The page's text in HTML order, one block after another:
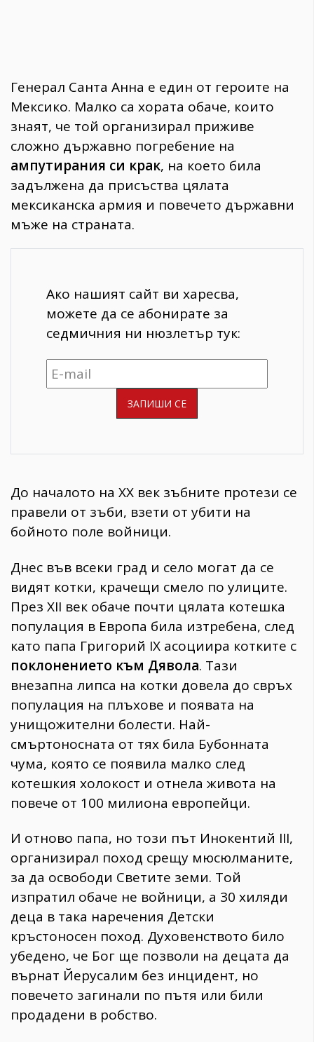
Генерал Санта Анна е един от героите на
Мексико. Малко са хората обаче, които
знаят, че той организирал приживе
сложно държавно погребение на
ампутирания си крак, на което била
задължена да присъства цялата
мексиканска армия и повечето държавни
мъже на страната.
Ако нашият сайт ви харесва,
можете да се абонирате за
седмичния ни нюзлетър тук:
До началото на ХХ век зъбните протези се
правели от зъби, взети от убити на
бойното поле войници.
Днес във всеки град и село могат да се
видят котки, крачещи смело по улиците.
През XII век обаче почти цялата котешка
популация в Европа била изтребена, след
като папа Григорий ІХ асоциира котките с
поклонението към Дявола. Тази
внезапна липса на котки довела до свръх
популация на плъхове и появата на
унищожителни болести. Най-
смъртоносната от тях била Бубонната
чума, която се появила малко след
котешкия холокост и отнела живота на
повече от 100 милиона европейци.
И отново папа, но този път Инокентий III,
организирал поход срещу мюсюлманите,
за да освободи Светите земи. Той
изпратил обаче не войници, а 30 хиляди
деца в така наречения Детски
кръстоносен поход. Духовенството било
убедено, че Бог ще позволи на децата да
върнат Йерусалим без инцидент, но
повечето загинали по пътя или били
продадени в робство.